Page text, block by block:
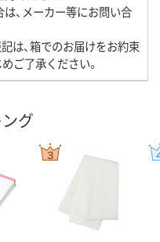
、メーカー等にお問い合
は、箱でのお届けをお約束
ご了承ください。
グ